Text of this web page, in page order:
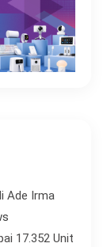
Ade Irma
17.352 Unit